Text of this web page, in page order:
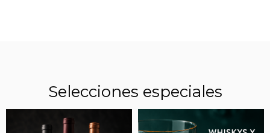
ESTOS SON LOS MEJORES NUEVOS VINOS
ARGENTINOS QUE HAY QUE PROBAR EN
2026
Selecciones especiales